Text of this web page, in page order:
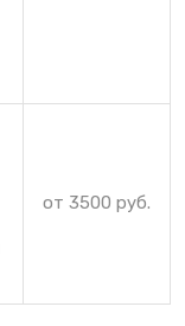
от 3500 руб.